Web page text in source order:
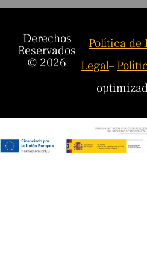
Derechos
Reservados
© 2026
Política
Legal–